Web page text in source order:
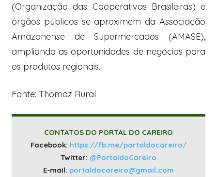
(Organização das Cooperativas Brasileiras) e
órgãos públicos se aproximem da Associação
Amazonense de Supermercados (AMASE),
ampliando as oportunidades de negócios para
os produtos regionais.
Fonte: Thomaz Rural
CONTATOS DO PORTAL DO CAREIRO
Facebook: https://fb.me/portaldocareiro/
Twitter: @PortaldoCareiro
E-mail: portaldocareiro@gmail.com